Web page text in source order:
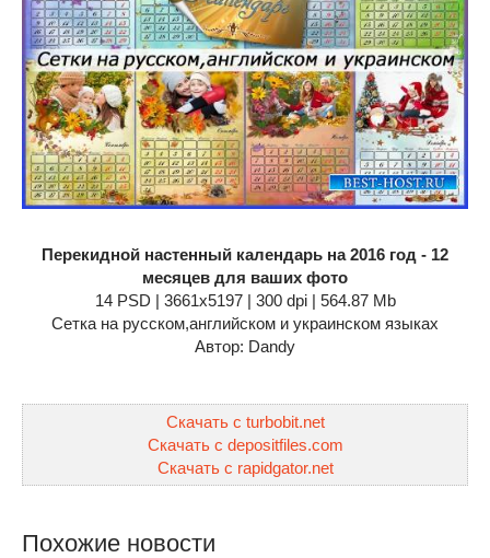
Перекидной настенный календарь на 2016 год - 12
месяцев для ваших фото
14 PSD | 3661x5197 | 300 dpi | 564.87 Mb
Сетка на русском,английском и украинском языках
Автор: Dandy
Скачать с turbobit.net
Скачать с depositfiles.com
Скачать с rapidgator.net
Похожие новости